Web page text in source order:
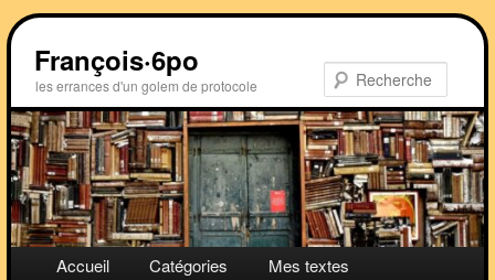
Aller
au
contenu
principal
Aller
au
contenu
secondaire
François·6po
les errances d'un golem de protocole
Accueil Catégories
Mes textes